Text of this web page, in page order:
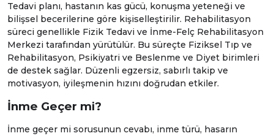
Tedavi planı, hastanın kas gücü, konuşma yeteneği ve
bilişsel becerilerine göre kişiselleştirilir. Rehabilitasyon
süreci genellikle Fizik Tedavi ve İnme-Felç Rehabilitasyon
Merkezi tarafından yürütülür. Bu süreçte Fiziksel Tıp ve
Rehabilitasyon, Psikiyatri ve Beslenme ve Diyet birimleri
de destek sağlar. Düzenli egzersiz, sabırlı takip ve
motivasyon, iyileşmenin hızını doğrudan etkiler.
İnme Geçer mi?
İnme geçer mi sorusunun cevabı, inme türü, hasarın